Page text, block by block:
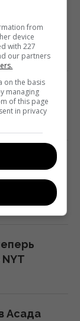
Украине
Путин
- The
Асада
from
device
with 227
our partners
on the basis
managing
of this page
in privacy